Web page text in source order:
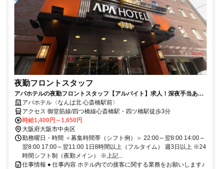
夜勤フロントスタッフ
アパホテルの夜勤フロントスタッフ【アルバイト】求人！深夜手当あり
の夜勤帯でしっかり稼げる
アパホテル〈なんば北 心斎橋駅前〉
アクセス 御堂筋線/四つ橋線心斎橋駅・四ツ橋駅徒歩3分
時給1,400円～1,650円
大阪府大阪市中央区
勤務曜日・時間 ＜募集時間帯（シフト例）＞ 22:00～翌8:00 14:00～
翌8:00 17:00～翌11:00 1日8時間以上（フルタイム） 週3日以上 ※24
時間シフト制（夜勤メイン） ※上記...
仕事情報 ● 仕事内容 ホテル内での接客に関する業務をお願いします♪